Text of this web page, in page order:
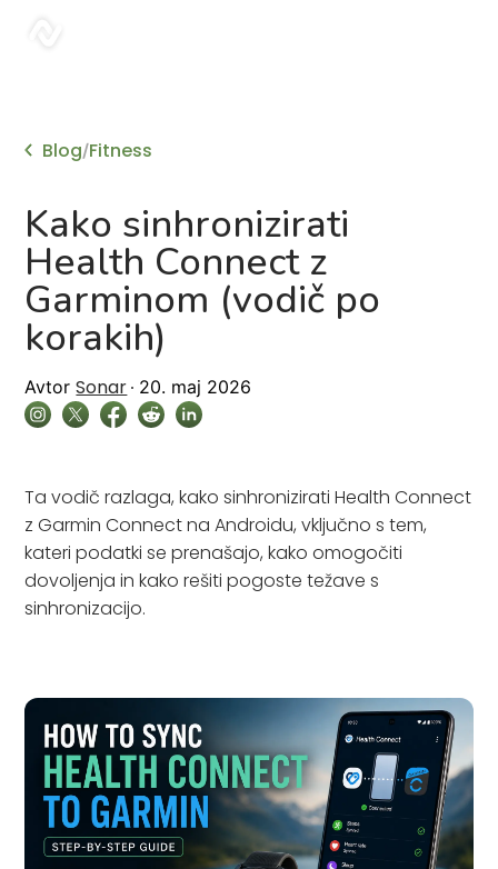
Blog/Fitness
Kako sinhronizirati
Health Connect z
Garminom (vodič po
korakih)
Avtor Sonar 20. maj 2026
Ta vodič razlaga, kako sinhronizirati Health Connect
z Garmin Connect na Androidu, vključno s tem,
kateri podatki se prenašajo, kako omogočiti
dovoljenja in kako rešiti pogoste težave s
sinhronizacijo.